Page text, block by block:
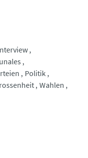
Politik
Wahlen